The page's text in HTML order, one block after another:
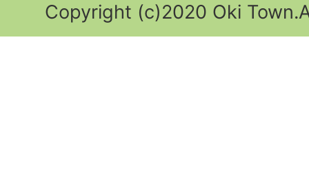
Copyright (c)2020 Oki